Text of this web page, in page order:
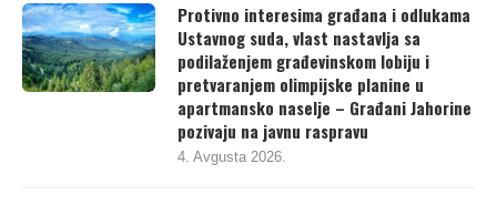
Protivno interesima građana i odlukama
Ustavnog suda, vlast nastavlja sa
podilaženjem građevinskom lobiju i
pretvaranjem olimpijske planine u
apartmansko naselje – Građani Jahorine
pozivaju na javnu raspravu
4. Avgusta 2026.